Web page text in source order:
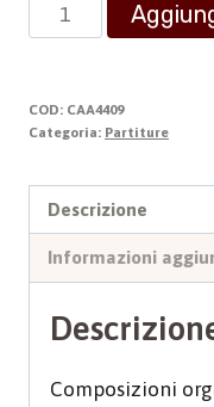
Dominum
Fascicolo
II
COD: CAA4409
Categoria: Partiture
Descrizione
Informazioni
Composizioni